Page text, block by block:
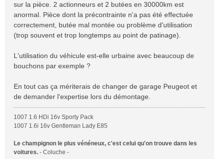
g
e
sur la pièce. 2 actionneurs et 2 butées en 30000km est
anormal. Pièce dont la précontrainte n'a pas été effectuée
correctement, butée mal montée ou problème d'utilisation
(trop souvent et trop longtemps au point de patinage).
L'utilisation du véhicule est-elle urbaine avec beaucoup de
bouchons par exemple ?
En tout cas ça mériterais de changer de garage Peugeot et
de demander l'expertise lors du démontage.
1007 1.6 HDi 16v Sporty Pack
1007 1.6i 16v Gentleman Lady E85
Le champignon le plus vénéneux, c'est celui qu'on trouve dans les
voitures. - Coluche -